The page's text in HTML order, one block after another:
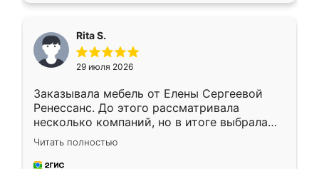
Rita S.
29 июля 2026
Заказывала мебель от Елены Сергеевой
Ренессанс. До этого рассматривала
несколько компаний, но в итоге выбрала
эту. Сначала обговорили условия, потом
приехал замерщик, всё спокойно объяснил
и снял размеры. Изготовили в срок, с
Читать полностью